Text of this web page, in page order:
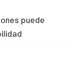
puede